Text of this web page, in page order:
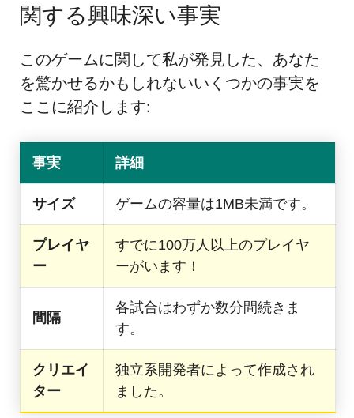
関する興味深い事実
このゲームに関して私が発見した、あなた
を驚かせるかもしれないいくつかの事実を
ここに紹介します:
事実 詳細
サイズ ゲームの容量は1MB未満です。
プレイヤ
ー
すでに100万人以上のプレイヤ
ーがいます！
間隔
各試合はわずか数分間続きま
す。
クリエイ
ター
独立系開発者によって作成され
ました。